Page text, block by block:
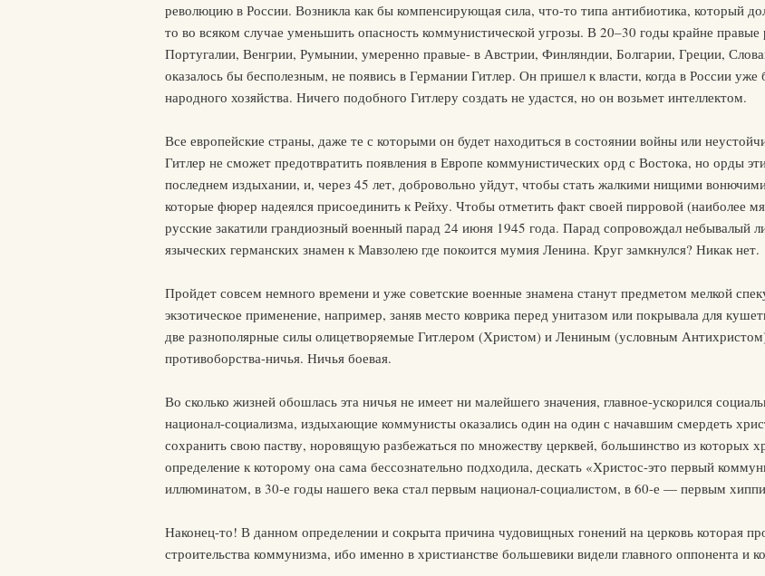
революцию в России. Возникла как бы компенсирующая сила, что-то типа антибиотика, который
то во всяком случае уменьшить опасность коммунистической угрозы. В 20–30 годы крайне
Португалии, Венгрии, Румынии, умеренно правые- в Австрии, Финляндии, Болгарии, Греции,
оказалось бы бесполезным, не появись в Германии Гитлер. Он пришел к власти, когда в России уже
народного хозяйства. Ничего подобного Гитлеру создать не удастся, но он возьмет интеллектом.
Все европейские страны, даже те с которыми он будет находиться в состоянии войны или
Гитлер не сможет предотвратить появления в Европе коммунистических орд с Востока, но орды
последнем издыхании, и, через 45 лет, добровольно уйдут, чтобы стать жалкими нищими
которые фюрер надеялся присоединить к Рейху. Чтобы отметить факт своей пирровой (наиболее
русские закатили грандиозный военный парад 24 июня 1945 года. Парад сопровождал небывалый
языческих германских знамен к Мавзолею где покоится мумия Ленина. Круг замкнулся? Никак нет.
Пройдет совсем немного времени и уже советские военные знамена станут предметом мелкой
экзотическое применение, например, заняв место коврика перед унитазом или покрывала для
две разнополярные силы олицетворяемые Гитлером (Христом) и Лениным (условным
противоборства-ничья. Ничья боевая.
Во сколько жизней обошлась эта ничья не имеет ни малейшего значения, главное-ускорился
национал-социализма, издыхающие коммунисты оказались один на один с начавшим смердеть
сохранить свою паству, норовящую разбежаться по множеству церквей, большинство из которых
определение к которому она сама бессознательно подходила, дескать «Христос-это первый
иллюминатом, в 30-е годы нашего века стал первым национал-социалистом, в 60-е — первым
Наконец-то! В данном определении и сокрыта причина чудовищных гонений на церковь которая
строительства коммунизма, ибо именно в христианстве большевики видели главного оппонента и